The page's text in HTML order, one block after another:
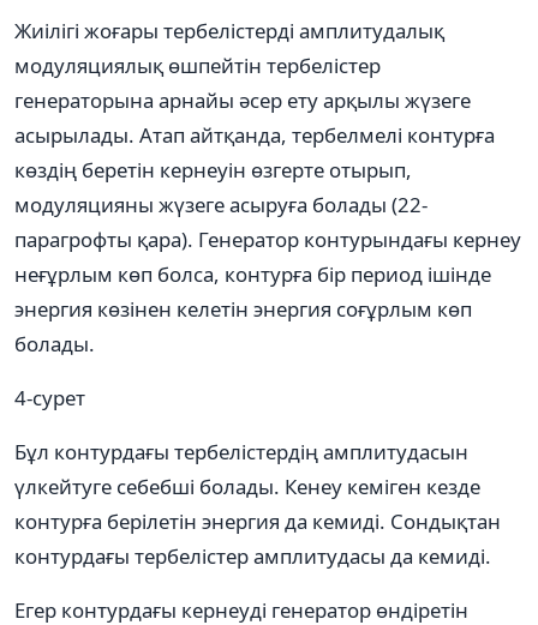
Жиілігі жоғары тербелістерді амплитудалық
модуляциялық өшпейтін тербелістер
генераторына арнайы әсер ету арқылы жүзеге
асырылады. Атап айтқанда, тербелмелі контурға
көздің беретін кернеуін өзгерте отырып,
модуляцияны жүзеге асыруға болады (22-
парагрофты қара). Генератор контурындағы кернеу
неғұрлым көп болса, контурға бір период ішінде
энергия көзінен келетін энергия соғұрлым көп
болады.
4-сурет
Бұл контурдағы тербелістердің амплитудасын
үлкейтуге себебші болады. Кенеу кеміген кезде
контурға берілетін энергия да кемиді. Сондықтан
контурдағы тербелістер амплитудасы да кемиді.
Егер контурдағы кернеуді генератор өндіретін